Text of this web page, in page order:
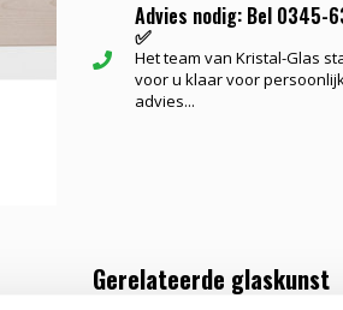
Advies nodig: Bel 0345-
✅
Het team van Kristal-Glas
voor u klaar voor
advies...
Gerelateerde glaskunst